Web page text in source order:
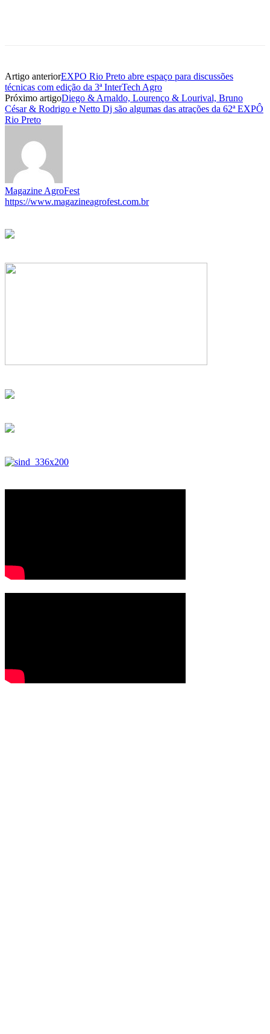
Artigo anteriorEXPO Rio Preto abre espaço para discussões
técnicas com edição da 3ª InterTech Agro
Próximo artigoDiego & Arnaldo, Lourenço & Lourival, Bruno
César & Rodrigo e Netto Dj são algumas das atrações da 62ª EXPÔ
Rio Preto
Magazine AgroFest
https://www.magazineagrofest.com.br